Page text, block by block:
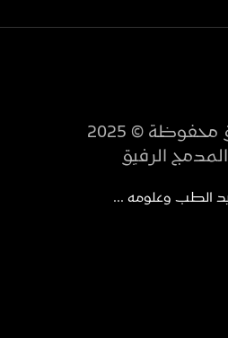
© 2025
الرفيق
الطب وعلومه ...